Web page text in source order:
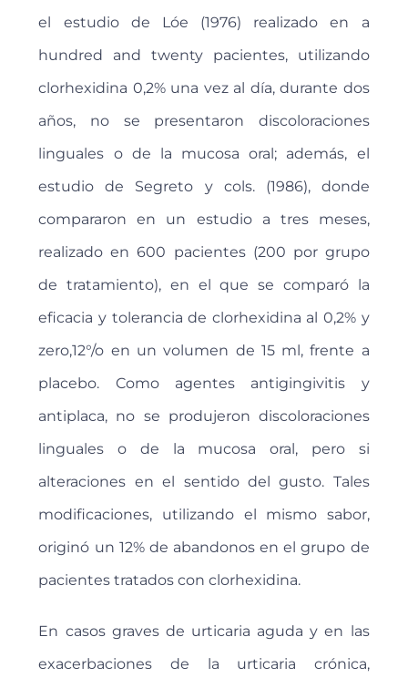
el estudio de Lóe (1976) realizado en a
hundred and twenty pacientes, utilizando
clorhexidina 0,2% una vez al día, durante dos
años, no se presentaron discoloraciones
linguales o de la mucosa oral; además, el
estudio de Segreto y cols. (1986), donde
compararon en un estudio a tres meses,
realizado en 600 pacientes (200 por grupo
de tratamiento), en el que se comparó la
eficacia y tolerancia de clorhexidina al 0,2% y
zero,12°/o en un volumen de 15 ml, frente a
placebo. Como agentes antigingivitis y
antiplaca, no se produjeron discoloraciones
linguales o de la mucosa oral, pero si
alteraciones en el sentido del gusto. Tales
modificaciones, utilizando el mismo sabor,
originó un 12% de abandonos en el grupo de
pacientes tratados con clorhexidina.
En casos graves de urticaria aguda y en las
exacerbaciones de la urticaria crónica,